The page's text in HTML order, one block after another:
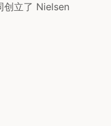
创立了 Nielsen